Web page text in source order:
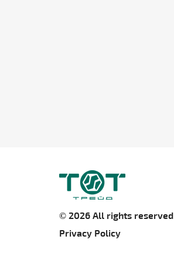
© 2026 All rights reserved
Privacy Policy